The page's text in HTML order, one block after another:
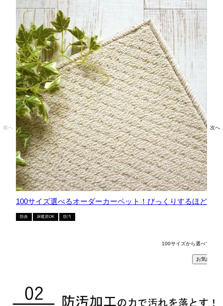
前へ
100サイズ選べるオーダーカーペット！びっくりするほど汚
防炎 床暖房OK 防汚
100サイズから選べて自由
お気に入り
次へ